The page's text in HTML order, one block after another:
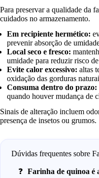
Para preservar a qualidade da
cuidados no armazenamento.
Em recipiente hermético:
prevenir absorção de
Local seco e fresco:
umidade para reduzir risco
Evite calor excessivo: altas
oxidação das gorduras
Consuma dentro do prazo:
quando houver mudança de
Sinais de alteração incluem
presença de insetos ou grumos.
Dúvidas frequentes sobre
Farinha de quinoa é